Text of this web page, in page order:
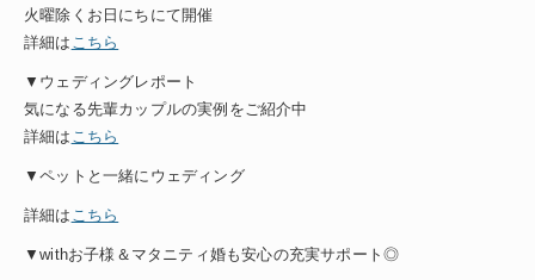
火曜除くお日にちにて開催
詳細は こちら
▼ウェディングレポート
気になる先輩カップルの実例をご紹介中
詳細は こちら
▼ペットと一緒にウェディング
詳細は こちら
▼withお子様＆マタニティ婚も安心の充実サポート◎